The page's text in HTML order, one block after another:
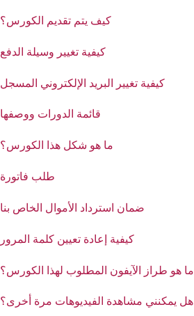
كيف يتم تقديم الكورس؟
كيفية تغيير وسيلة الدفع
كيفية تغيير البريد الإلكتروني المسجل
قائمة الدورات ووصفها
ما هو شكل هذا الكورس؟
طلب فاتورة
ضمان استرداد الأموال الخاص بنا
كيفية إعادة تعيين كلمة المرور
ما هو طراز الآيفون المطلوب لهذا الكورس؟
هل يمكنني مشاهدة الفيديوهات مرة أخرى؟